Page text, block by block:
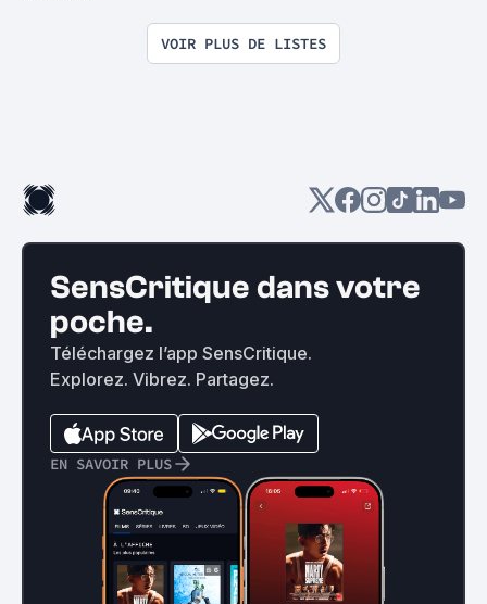
VOIR PLUS DE LISTES
SensCritique dans votre
poche.
Téléchargez l’app SensCritique.
Explorez. Vibrez. Partagez.
EN SAVOIR PLUS